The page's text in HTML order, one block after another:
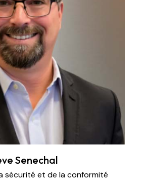
Senechal
sécurité et de la conformité